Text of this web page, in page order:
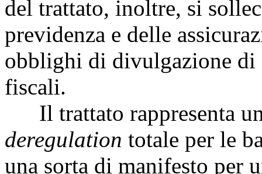
del trattato, inoltre, si
previdenza e delle
obblighi di divulgazione
fiscali.
Il trattato rappresenta
deregulation totale per le
una sorta di manifesto per